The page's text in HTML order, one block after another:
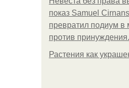
показ Samuel
превратил подиум в
против принуждения.
Растения как